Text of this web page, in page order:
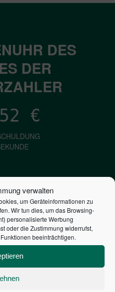
verwalten
um Geräteinformationen zu
Wir tun dies, um das Browsing-
personalisierte Werbung
oder die Zustimmung widerrufst,
beeinträchtigen.
DES
DER
€
€